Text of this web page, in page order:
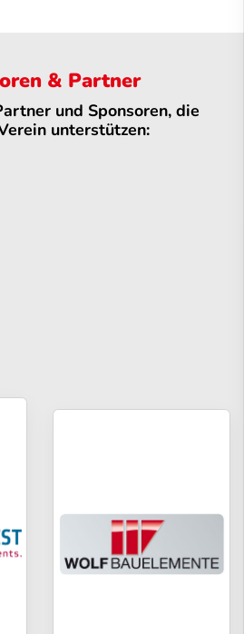
& Partner
und Sponsoren, die
unterstützen: